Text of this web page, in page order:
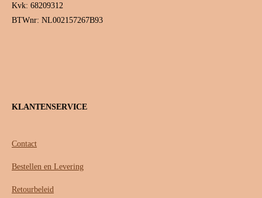
Kvk: 68209312
BTWnr: NL002157267B93
KLANTENSERVICE
Contact
Bestellen en Levering
Retourbeleid